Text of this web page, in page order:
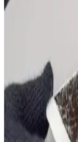
Hakkında
iPhone serisinin
hakkında kapsamlı
avantajlarıyla ilgili
iPhone Kasko
Hizmetlerinde
iPhone kasko
güvence sağlar.
işlemleri
taşır.